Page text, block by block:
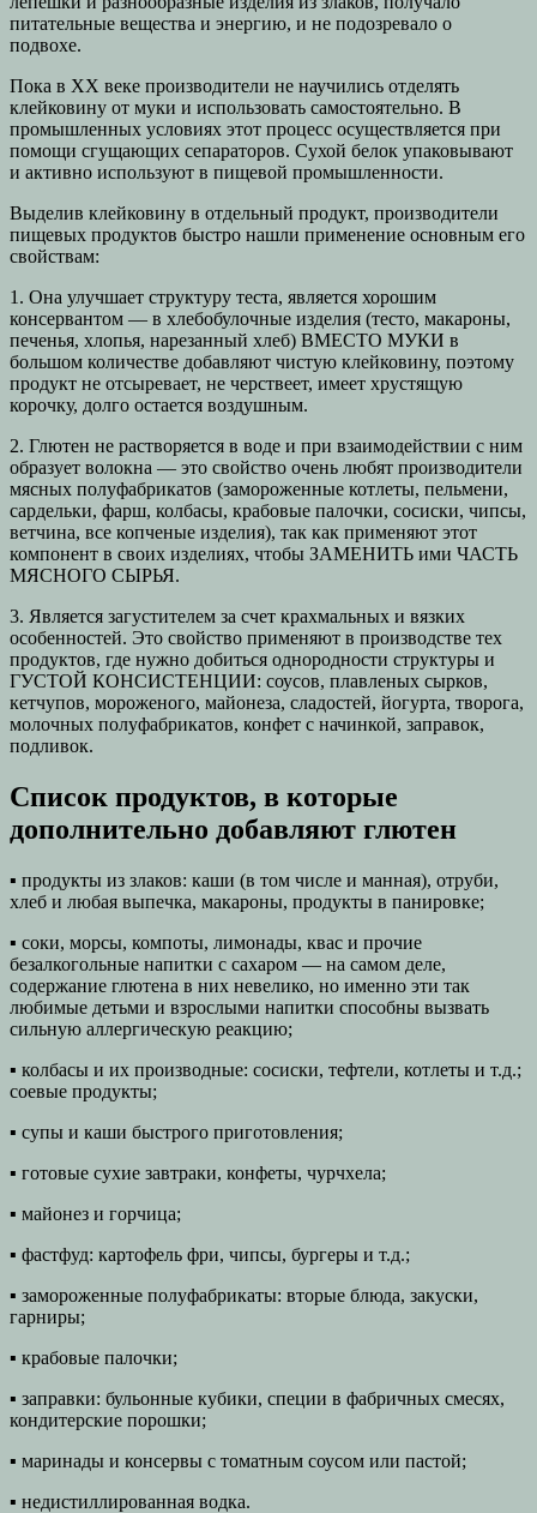
питательные вещества и энергию, и не подозревало о
подвохе.
Пока в ХХ веке производители не научились отделять
клейковину от муки и использовать самостоятельно. В
промышленных условиях этот процесс осуществляется при
помощи сгущающих сепараторов. Сухой белок упаковывают
и активно используют в пищевой промышленности.
Выделив клейковину в отдельный продукт, производители
пищевых продуктов быстро нашли применение основным его
свойствам:
1. Она улучшает структуру теста, является хорошим
консервантом — в хлебобулочные изделия (тесто, макароны,
печенья, хлопья, нарезанный хлеб) ВМЕСТО МУКИ в
большом количестве добавляют чистую клейковину, поэтому
продукт не отсыревает, не черствеет, имеет хрустящую
корочку, долго остается воздушным.
2. Глютен не растворяется в воде и при взаимодействии с ним
образует волокна — это свойство очень любят производители
мясных полуфабрикатов (замороженные котлеты, пельмени,
сардельки, фарш, колбасы, крабовые палочки, сосиски, чипсы,
ветчина, все копченые изделия), так как применяют этот
компонент в своих изделиях, чтобы ЗАМЕНИТЬ ими ЧАСТЬ
МЯСНОГО СЫРЬЯ.
3. Является загустителем за счет крахмальных и вязких
особенностей. Это свойство применяют в производстве тех
продуктов, где нужно добиться однородности структуры и
ГУСТОЙ КОНСИСТЕНЦИИ: соусов, плавленых сырков,
кетчупов, мороженого, майонеза, сладостей, йогурта, творога,
молочных полуфабрикатов, конфет с начинкой, заправок,
подливок.
Список продуктов, в которые
дополнительно добавляют глютен
▪ продукты из злаков: каши (в том числе и манная), отруби,
хлеб и любая выпечка, макароны, продукты в панировке;
▪ соки, морсы, компоты, лимонады, квас и прочие
безалкогольные напитки с сахаром — на самом деле,
содержание глютена в них невелико, но именно эти так
любимые детьми и взрослыми напитки способны вызвать
сильную аллергическую реакцию;
▪ колбасы и их производные: сосиски, тефтели, котлеты и т.д.;
соевые продукты;
▪ супы и каши быстрого приготовления;
▪ готовые сухие завтраки, конфеты, чурчхела;
▪ майонез и горчица;
▪ фастфуд: картофель фри, чипсы, бургеры и т.д.;
▪ замороженные полуфабрикаты: вторые блюда, закуски,
гарниры;
▪ крабовые палочки;
▪ заправки: бульонные кубики, специи в фабричных смесях,
кондитерские порошки;
▪ маринады и консервы с томатным соусом или пастой;
▪ недистиллированная водка.